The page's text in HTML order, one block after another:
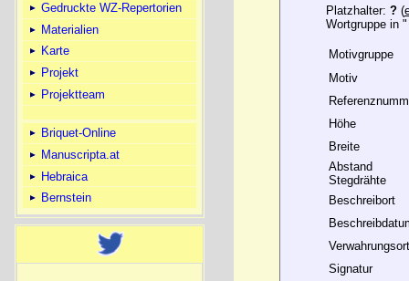
Gedruckte WZ-Repertorien
Materialien
Karte
Projekt
Projektteam
Briquet-Online
Manuscripta.at
Hebraica
Bernstein
Platzhalter: ?(
Wortgruppe in
Motivgruppe
Motiv
Höhe
Breite
Abstand
Stegdrähte
Beschreibort
Verwahrungsort
Signatur